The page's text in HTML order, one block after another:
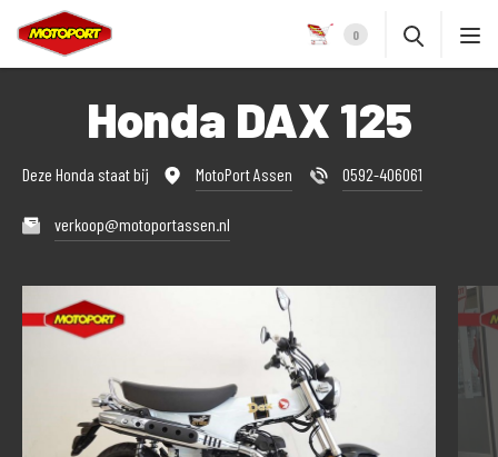
0
Honda DAX 125
Deze Honda staat bij MotoPort Assen 0592-406061
verkoop@motoportassen.nl